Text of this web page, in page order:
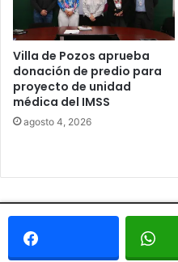
Villa de Pozos aprueba
donación de predio para
proyecto de unidad
médica del IMSS
agosto 4, 2026
© Copyright 2026, Todos los
San